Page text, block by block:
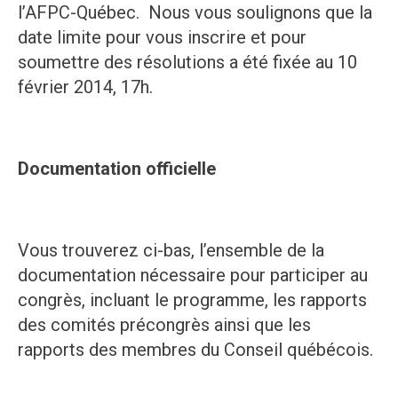
l’AFPC-Québec. Nous vous soulignons que la
date limite pour vous inscrire et pour
soumettre des résolutions a été fixée au 10
février 2014, 17h.
Documentation officielle
Vous trouverez ci-bas, l’ensemble de la
documentation nécessaire pour participer au
congrès, incluant le programme, les rapports
des comités précongrès ainsi que les
rapports des membres du Conseil québécois.